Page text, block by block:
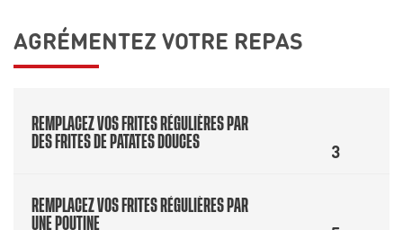
AGRÉMENTEZ VOTRE REPAS
REMPLACEZ VOS FRITES RÉGULIÈRES PAR
DES FRITES DE PATATES DOUCES
3
REMPLACEZ VOS FRITES RÉGULIÈRES PAR
UNE POUTINE